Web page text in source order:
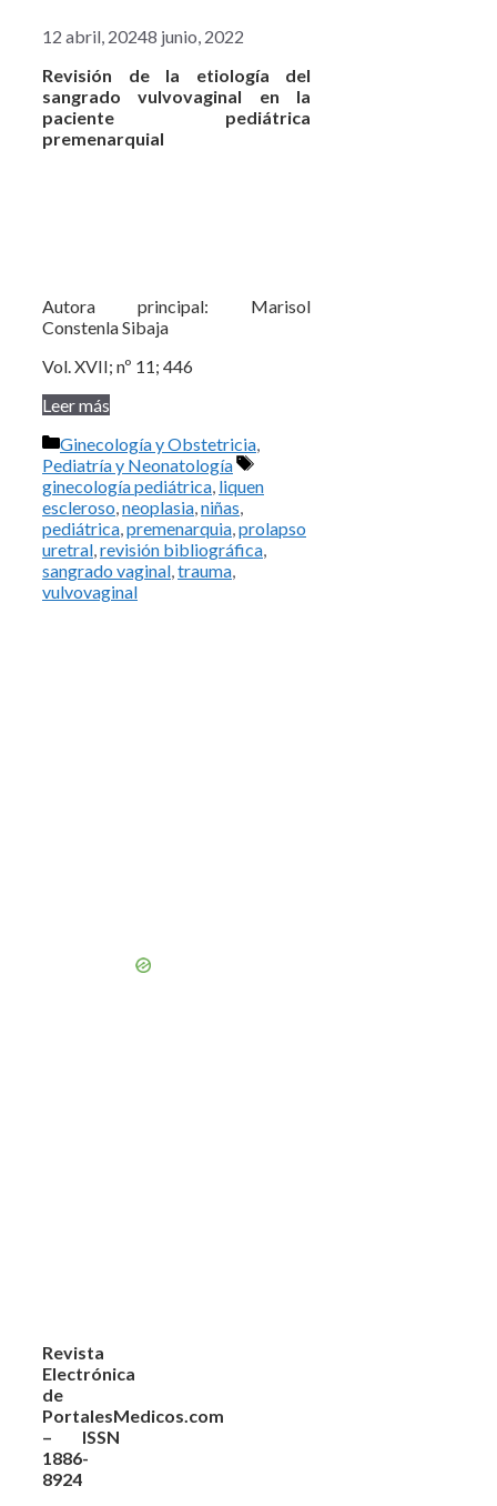
12 abril, 20248 junio, 2022
Revisión de la etiología del
sangrado vulvovaginal en la
paciente pediátrica
premenarquial
Autora principal: Marisol
Constenla Sibaja
Vol. XVII; nº 11; 446
Leer más
Categorías
Ginecología y Obstetricia,
Pediatría y Neonatología
Etiquetas
ginecología pediátrica, liquen
escleroso,neoplasia,niñas,
pediátrica,premenarquia,prolapso
uretral,revisión bibliográfica,
sangrado vaginal,trauma,
vulvovaginal
Revista
Electrónica
de
PortalesMedicos.com
– ISSN
1886-
8924